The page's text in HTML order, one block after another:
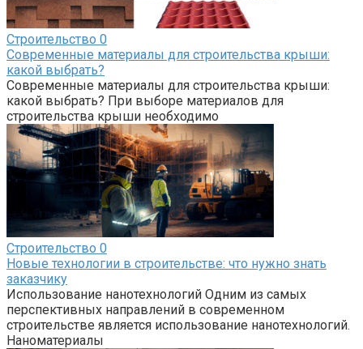
Строительство 0
Современные материалы для строительства крыши:
какой выбрать?
Современные материалы для строительства крыши:
какой выбрать? При выборе материалов для
строительства крыши необходимо
Строительство 0
Новые технологии в строительстве: что нужно знать
заказчику
Использование нанотехнологий Одним из самых
перспективных направлений в современном
строительстве является использование нанотехнологий.
Наноматериалы